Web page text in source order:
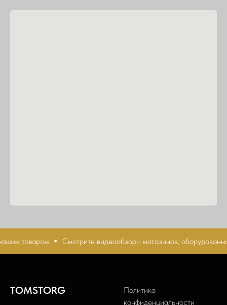
товаром Смотрите видеообзоры магазинов,
TOMSTORG
Политика
конфиденциальности